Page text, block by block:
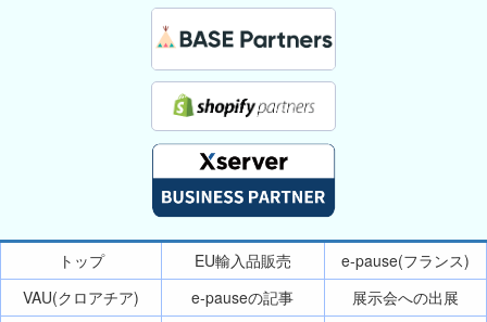
トップ EU輸入品販売
e-pause(フランス)
VAU(クロアチア)
e-pauseの記事 展示会への出展